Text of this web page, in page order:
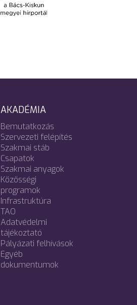
AKADÉMIA
Bemutatkozás
Szervezeti felépítés
Szakmai stáb
Csapatok
Szakmai anyagok
Közösségi
programok
Infrastruktúra
TAO
Adatvédelmi
tájékoztató
Pályázati felhívások
Egyéb
dokumentumok